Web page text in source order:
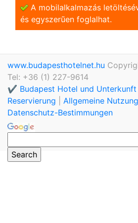
A mobilalkalmazás
és egyszerũen foglalhat.
www.budapesthotelnet.hu
Tel: +36 (1) 227-9614
✔️ Budapest Hotel und Unterkunft
Reservierung
Allgemeine
Datenschutz-Bestimmungen